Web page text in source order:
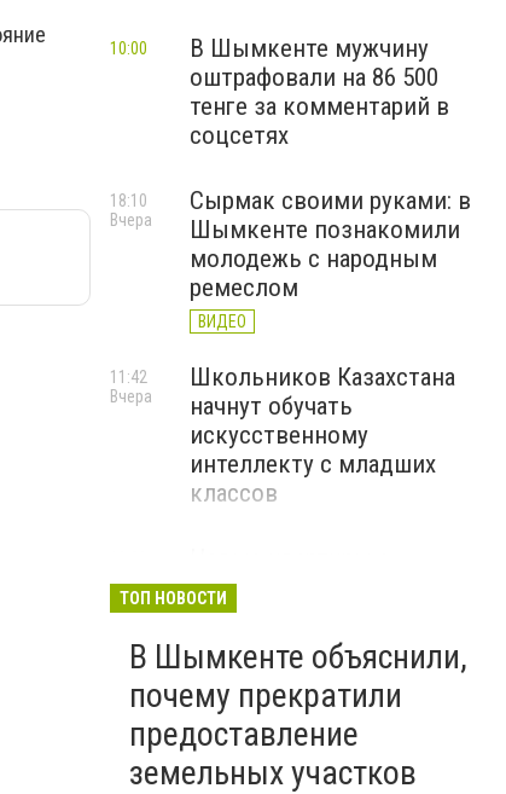
В Шымкенте мужчину
оштрафовали на 86 500
тенге за комментарий в
соцсетях
10:00
Сырмак своими руками: в
Шымкенте познакомили
молодежь с народным
ремеслом
ВИДЕО
18:10
Вчера
Школьников Казахстана
начнут обучать
искусственному
интеллекту с младших
классов
11:42
Вчера
ремонтом получили 96
семей в Шымкенте
ВИДЕО
ТОП НОВОСТИ
В Шымкенте объяснили,
почему прекратили
предоставление
земельных участков